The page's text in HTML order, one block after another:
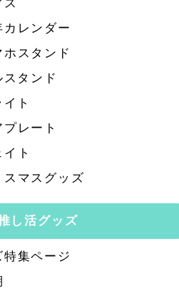
レンダー
スタンド
タンド
ト
レート
ト
マスグッズ
し活グッズ
集ページ